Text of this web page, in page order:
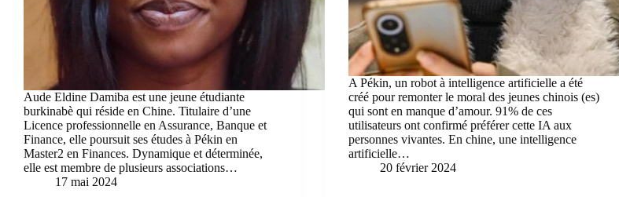
Aude Eldine Damiba est une jeune étudiante
burkinabè qui réside en Chine. Titulaire d’une
Licence professionnelle en Assurance, Banque et
Finance, elle poursuit ses études à Pékin en
Master2 en Finances. Dynamique et déterminée,
elle est membre de plusieurs associations…
17 mai 2024
A Pékin, un robot à intelligence artificielle a été
créé pour remonter le moral des jeunes chinois (es)
qui sont en manque d’amour. 91% de ces
utilisateurs ont confirmé préférer cette IA aux
personnes vivantes. En chine, une intelligence
artificielle…
20 février 2024